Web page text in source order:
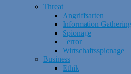
Threat
Angriffsarten
Information Gathering
Spionage
Terror
Wirtschaftsspionage
Business
Ethik